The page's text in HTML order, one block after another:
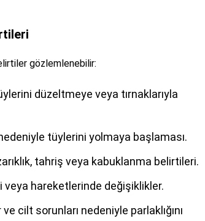
gözlemlenebilir:
düzeltmeye veya tırnaklarıyla
tüylerini yolmaya başlaması.
tahriş veya kabuklanma belirtileri.
veya hareketlerinde değişiklikler.
ve cilt sorunları nedeniyle parlaklığını